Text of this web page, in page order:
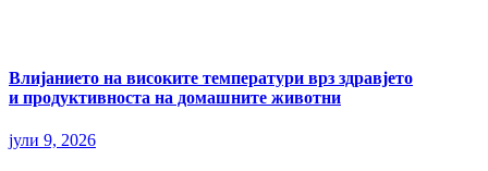
Влијанието на високите температури врз здравјето
и продуктивноста на домашните животни
јули 9, 2026